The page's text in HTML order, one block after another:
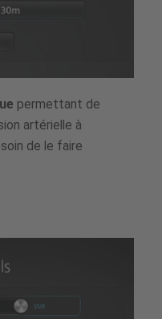
permettant de
artérielle à
de le faire